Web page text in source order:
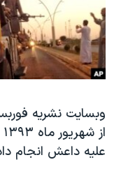
فرهنگ و زندگی
حقوق شهروندی
اقتصادی
اسرائیل در جنگ
گالری عکس
مستندها
انتخابات ریاست جمهوری
حمله جمهوری
ورزش زنان در ایران
اعتراضات زن،
دنبال کنید
زبانهای مختلف
وبسايت نشریه
عليه داعش انجام